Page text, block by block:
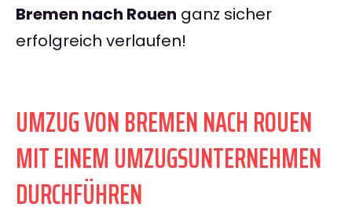
Bremen nach Rouen ganz sicher
erfolgreich verlaufen!
UMZUG VON BREMEN NACH ROUEN
MIT EINEM UMZUGSUNTERNEHMEN
DURCHFÜHREN